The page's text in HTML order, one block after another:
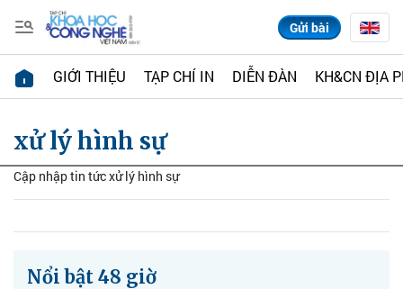
Gửi bài
GIỚI THIỆU TẠP CHÍ IN DIỄN ĐÀN KH&CN ĐỊA
xử lý hình sự
Cập nhập tin tức xử lý hình sự
Nổi bật 48 giờ